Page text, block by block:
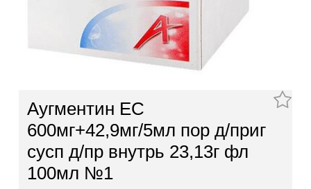
Аугментин ЕС
600мг+42,9мг/5мл пор д/приг
сусп д/пр внутрь 23,13г фл
100мл №1